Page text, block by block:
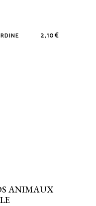
2,10€
ANIMAUX